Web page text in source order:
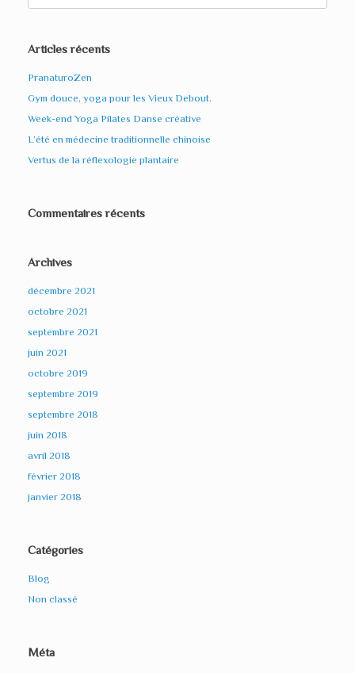
Articles récents
PranaturoZen
Gym douce, yoga pour les Vieux Debout.
Week-end Yoga Pilates Danse créative
L’été en médecine traditionnelle chinoise
Vertus de la réflexologie plantaire
Commentaires récents
Archives
décembre 2021
octobre 2021
septembre 2021
juin 2021
octobre 2019
septembre 2019
septembre 2018
juin 2018
avril 2018
février 2018
janvier 2018
Catégories
Blog
Non classé
Méta